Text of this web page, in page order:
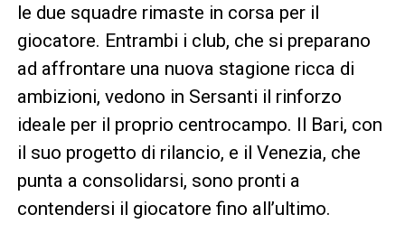
le due squadre rimaste in corsa per il
giocatore. Entrambi i club, che si preparano
ad affrontare una nuova stagione ricca di
ambizioni, vedono in Sersanti il rinforzo
ideale per il proprio centrocampo. Il Bari, con
il suo progetto di rilancio, e il Venezia, che
punta a consolidarsi, sono pronti a
contendersi il giocatore fino all’ultimo.